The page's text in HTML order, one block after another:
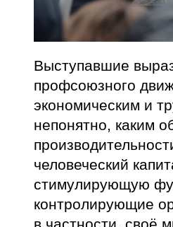
Выступавшие
профсоюзного
экономическим и
непонятно, каким
человеческий
стимулирующую
контролирующие